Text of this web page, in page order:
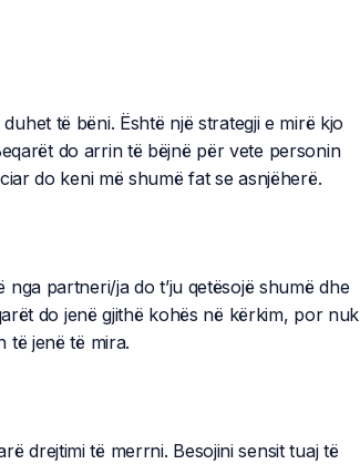
të bëni. Është një strategji e mirë kjo
do arrin të bëjnë për vete personin
do keni më shumë fat se asnjëherë.
partneri/ja do t’ju qetësojë shumë dhe
do jenë gjithë kohës në kërkim, por nuk
të jenë të mira.
drejtimi të merrni. Besojini sensit tuaj të